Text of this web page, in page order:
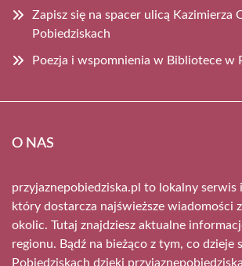
Zapisz się na spacer ulicą Kazimierza
Pobiedziskach
Poezja i wspomnienia w Bibliotece w
O NAS
przyjaznepobiedziska.pl to lokalny serwis
który dostarcza najświeższe wiadomości
okolic. Tutaj znajdziesz aktualne
regionu. Bądź na bieżąco z tym, co dzieje
Pobiedziskach dzięki